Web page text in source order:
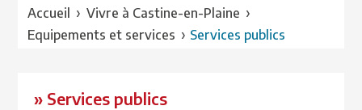
Accueil › Vivre à Castine-en-Plaine ›
Equipements et services › Services publics
» Services publics